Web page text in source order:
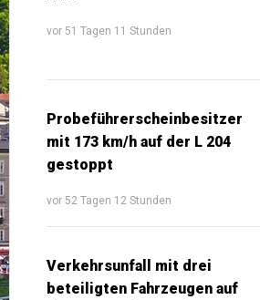
vor 51 Tagen 11 Stunden
Probeführerscheinbesitzer
mit 173 km/h auf der L 204
gestoppt
vor 52 Tagen 12 Stunden
Verkehrsunfall mit drei
beteiligten Fahrzeugen auf